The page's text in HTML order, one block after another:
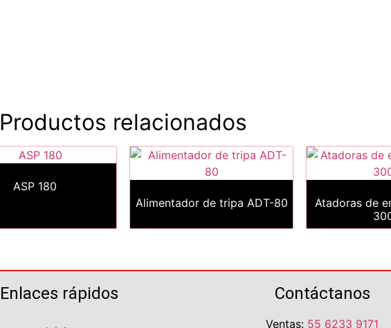
Productos relacionados
ASP 180
Alimentador de tripa ADT-80
Atadoras de
Enlaces rápidos Contáctanos
Ventas: 55 6233 9171